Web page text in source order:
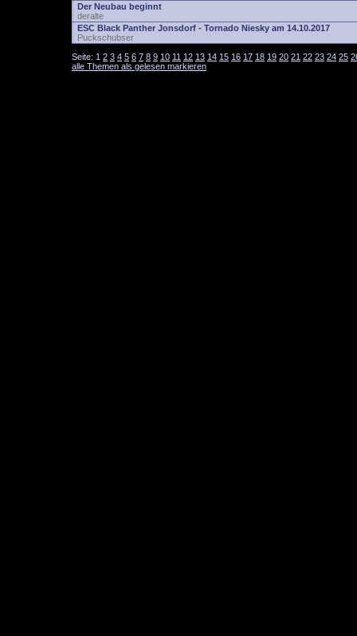
Der Neubau beginnt
deralte
ESC Black Panther Jonsdorf - Tornado Niesky am 14.10.2017
Puckschubser
Seite: 1 2 3 4 5 6 7 8 9 10 11 12 13 14 15 16 17 18 19 20 21 22 23 24 25
alle Themen als gelesen markieren